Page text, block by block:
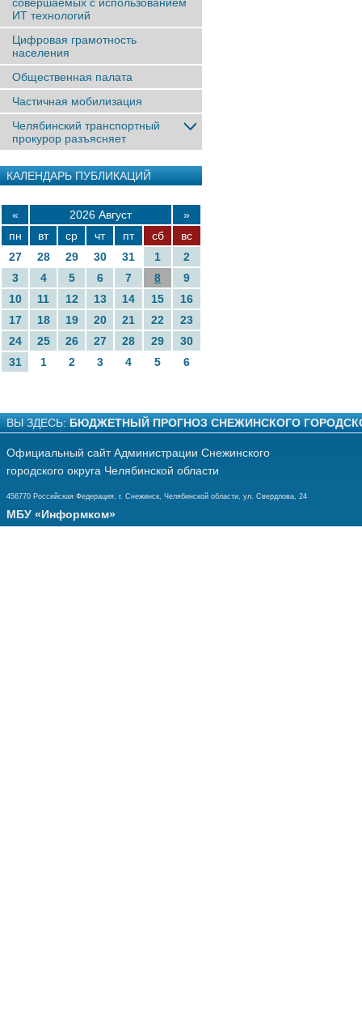
ИТ технологий
Цифровая грамотность
населения
Общественная палата
Частичная мобилизация
Челябинский транспортный
прокурор разъясняет
КАЛЕНДАРЬ ПУБЛИКАЦИЙ
« 2026 Август
»
пн
вт ср чт пт сб
вс
27
28 29 30 31 1
2
3
4 5 6 7 8
9
10
11 12 13 14 15
16
17
18 19 20 21 22
23
24
25 26 27 28 29
30
31
1 2 3 4 5 6
ВЫ ЗДЕСЬ: БЮДЖЕТНЫЙ ПРОГНОЗ СНЕЖИНСКОГО
Официальный сайт Администрации Снежинского
городского округа Челябинской области
456770 Российская Федерация, г. Снежинск, Челябинской области, ул. Свердлова, 24
МБУ «Информком»